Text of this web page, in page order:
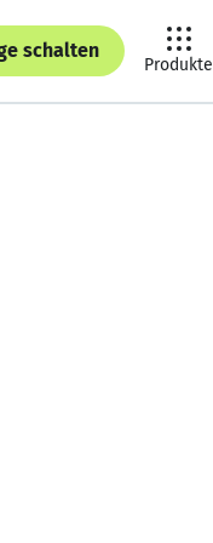
schalten
Produkte